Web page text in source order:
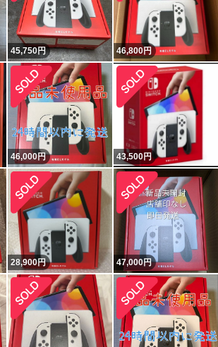
45,750円 46,800円
46,000円 43,500円
28,900円 47,000円